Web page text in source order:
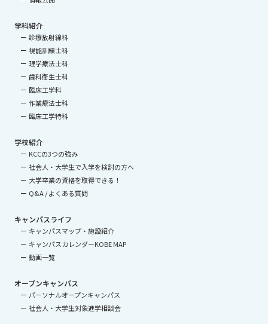
学科紹介
診療放射線科
視能訓練士科
理学療法士科
歯科衛生士科
臨床工学科
作業療法士科
臨床工学特科
学校紹介
KCCの3つの強み
社会人・大学生で入学を検討の方へ
大学卒業の資格を取得できる！
Q&A / よくある質問
キャンパスライフ
キャンパスマップ・施設紹介
キャンパスカレンダーKOBE MAP
動画一覧
オープンキャンパス
パーソナルオープンキャンパス
社会人・大学生対象進学相談会